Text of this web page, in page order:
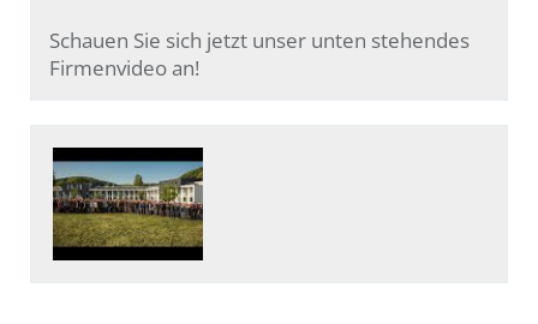
Schauen Sie sich jetzt unser unten stehendes
Firmenvideo an!